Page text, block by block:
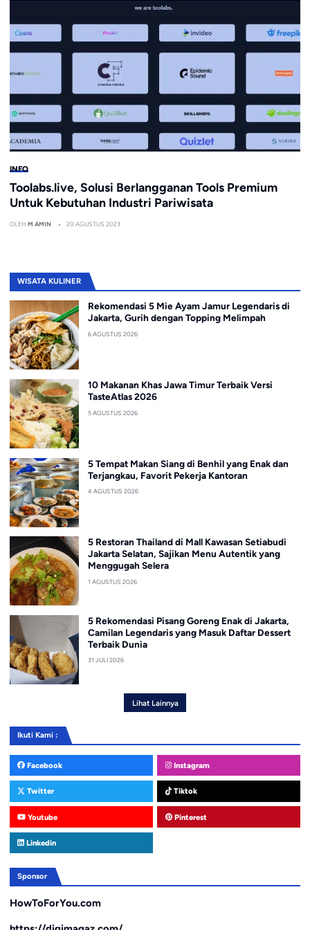
INFO
Toolabs.live, Solusi Berlangganan Tools Premium
Untuk Kebutuhan Industri Pariwisata
OLEH M AMIN 20 AGUSTUS 2023
WISATA KULINER
Rekomendasi 5 Mie Ayam Jamur Legendaris di
Jakarta, Gurih dengan Topping Melimpah
6 AGUSTUS 2026
10 Makanan Khas Jawa Timur Terbaik Versi
TasteAtlas 2026
5 AGUSTUS 2026
5 Tempat Makan Siang di Benhil yang Enak dan
Terjangkau, Favorit Pekerja Kantoran
4 AGUSTUS 2026
5 Restoran Thailand di Mall Kawasan Setiabudi
Jakarta Selatan, Sajikan Menu Autentik yang
Menggugah Selera
1 AGUSTUS 2026
5 Rekomendasi Pisang Goreng Enak di Jakarta,
Camilan Legendaris yang Masuk Daftar Dessert
Terbaik Dunia
31 JULI 2026
Lihat Lainnya
Ikuti Kami :
Facebook Instagram
Twitter Tiktok
Youtube Pinterest
Linkedin
Sponsor
HowToForYou.com